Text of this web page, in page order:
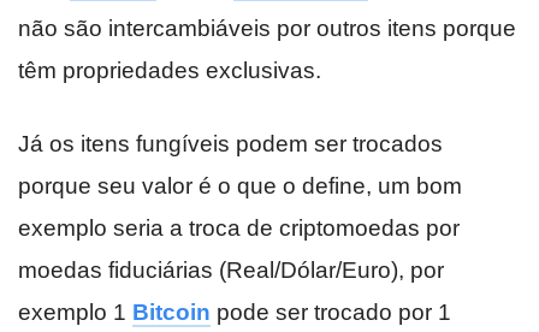
não são intercambiáveis por outros itens porque
têm propriedades exclusivas.
Já os itens fungíveis podem ser trocados
porque seu valor é o que o define, um bom
exemplo seria a troca de criptomoedas por
moedas fiduciárias (Real/Dólar/Euro), por
exemplo 1 Bitcoin pode ser trocado por 1